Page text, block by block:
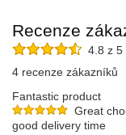
Recenze
4.8 z 5
4 recenze zákazníků
Fantastic product
Great
good delivery time